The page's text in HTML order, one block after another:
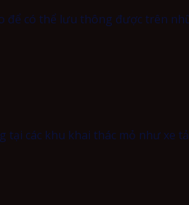
để có thể lưu thông được trên
các khu khai thác mỏ như xe